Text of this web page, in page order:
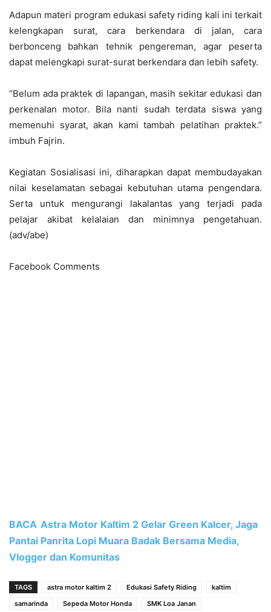
Adapun materi program edukasi safety riding kali ini terkait
kelengkapan surat, cara berkendara di jalan, cara
berbonceng bahkan tehnik pengereman, agar peserta
dapat melengkapi surat-surat berkendara dan lebih safety.
“Belum ada praktek di lapangan, masih sekitar edukasi dan
perkenalan motor. Bila nanti sudah terdata siswa yang
memenuhi syarat, akan kami tambah pelatihan praktek.”
imbuh Fajrin.
Kegiatan Sosialisasi ini, diharapkan dapat membudayakan
nilai keselamatan sebagai kebutuhan utama pengendara.
Serta untuk mengurangi lakalantas yang terjadi pada
pelajar akibat kelalaian dan minimnya pengetahuan.
(adv/abe)
Facebook Comments
BACA Astra Motor Kaltim 2 Gelar Green Kalcer, Jaga
Pantai Panrita Lopi Muara Badak Bersama Media,
Vlogger dan Komunitas
TAGS astra motor kaltim 2 Edukasi Safety Riding
kaltim
samarinda
Sepeda Motor Honda SMK Loa Janan